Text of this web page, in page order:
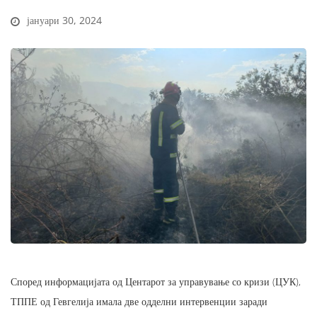
јануари 30, 2024
Според информацијата од Центарот за управување со кризи (ЦУК),
ТППЕ од Гевгелија имала две одделни интервенции заради